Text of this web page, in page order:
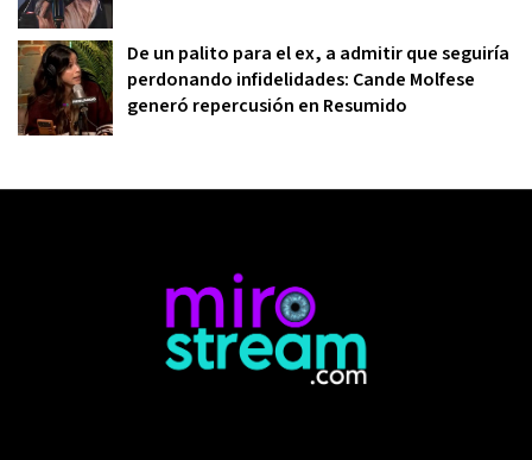
De un palito para el ex, a admitir que seguiría
perdonando infidelidades: Cande Molfese
generó repercusión en Resumido